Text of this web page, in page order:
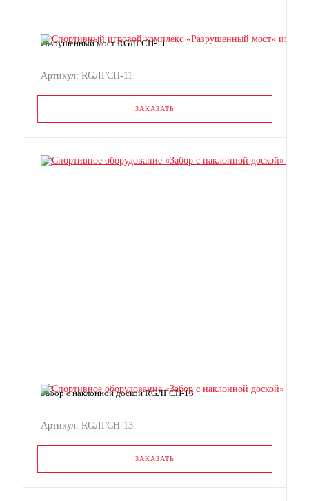
Разрушенный мост RGЛГСН-11
Артикул: RGЛГСН-11
ЗАКАЗАТЬ
Забор с наклонной доской RGЛГСН-13
Артикул: RGЛГСН-13
ЗАКАЗАТЬ